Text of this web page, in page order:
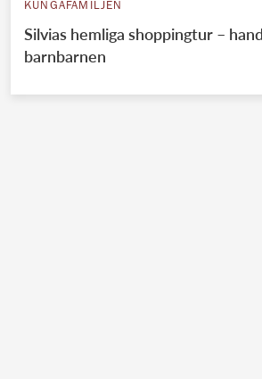
KUNGAFAMILJEN
Silvias hemliga shoppingtur –
barnbarnen